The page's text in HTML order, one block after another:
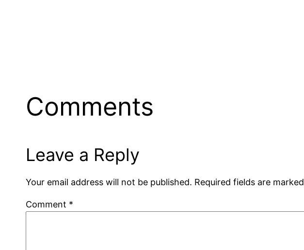
Comments
Leave a Reply
Your email address will not be published. Required fields are marked
Comment *